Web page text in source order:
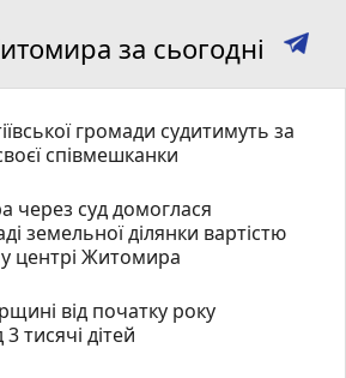
за сьогодні
громади судитимуть за
співмешканки
через суд домоглася
земельної ділянки вартістю
центрі Житомира
від початку року
тисячі дітей